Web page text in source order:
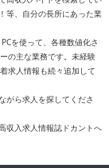
等、自分の長所にあった業
を使って、各種数値化さ
の主な業務です。未経験
求人情報も続々追加して
がら求人を探してくださ
収入求人情報誌ドカントへ